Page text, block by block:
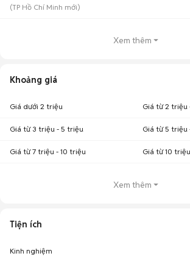
(TP Hồ Chí Minh mới)
Xem thêm
Khoảng giá
Giá dưới 2 triệu Giá từ 2 triệu
Giá từ 3 triệu - 5 triệu Giá từ 5 triệu
Giá từ 7 triệu - 10 triệu Giá từ 10
Xem thêm
Tiện ích
Kinh nghiệm